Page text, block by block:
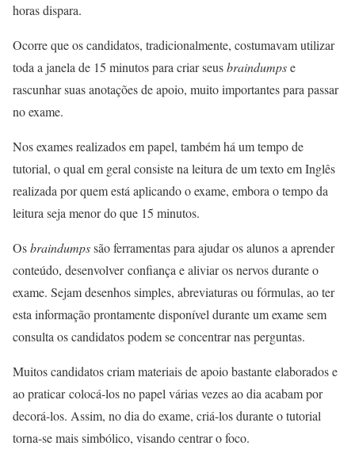
horas dispara.
Ocorre que os candidatos, tradicionalmente, costumavam utilizar
toda a janela de 15 minutos para criar seusbraindumpse
rascunhar suas anotações de apoio, muito importantes para passar
no exame.
Nos exames realizados em papel, também há um tempo de
tutorial, o qual em geral consiste na leitura de um texto em Inglês
realizada por quem está aplicando o exame, embora o tempo da
leitura seja menor do que 15 minutos.
Osbraindumpssão ferramentas para ajudar os alunos a aprender
conteúdo, desenvolver confiança e aliviar os nervos durante o
exame. Sejam desenhos simples, abreviaturas ou fórmulas, ao ter
esta informação prontamente disponível durante um exame sem
consulta os candidatos podem se concentrar nas perguntas.
Muitos candidatos criam materiais de apoio bastante elaborados e
ao praticar colocá-los no papel várias vezes ao dia acabam por
decorá-los. Assim, no dia do exame, criá-los durante o tutorial
torna-se mais simbólico, visando centrar o foco.